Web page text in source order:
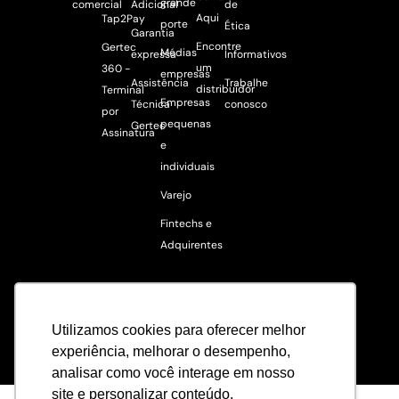
Utilizamos cookies para oferecer melhor
experiência, melhorar o desempenho,
analisar como você interage em nosso
site e personalizar conteúdo.
comercial
Tap2Pay
Gertec
360 -
Terminal
por
Assinatura
Adicional
Garantia
expressa
Assistência
Técnica
Gertec
porte
Médias
empresas
Empresas
pequenas
e
individuais
Varejo
Fintechs e
Adquirentes
Aqui
Encontre
um
distribuidor
de
Ética
Informativos
Trabalhe
conosco